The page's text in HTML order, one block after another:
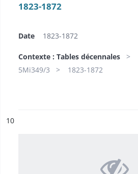
1823-1872
Date 1823-1872
Contexte : Tables décennales
5Mi349/3
1823-1872
n°
10